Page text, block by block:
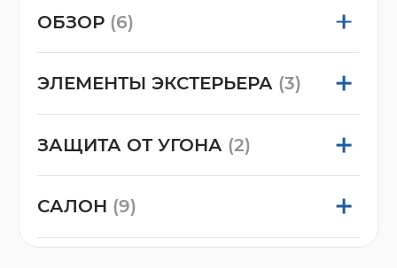
ОБЗОР (6)
ЭЛЕМЕНТЫ ЭКСТЕРЬЕРА (3)
ЗАЩИТА ОТ УГОНА (2)
САЛОН (9)